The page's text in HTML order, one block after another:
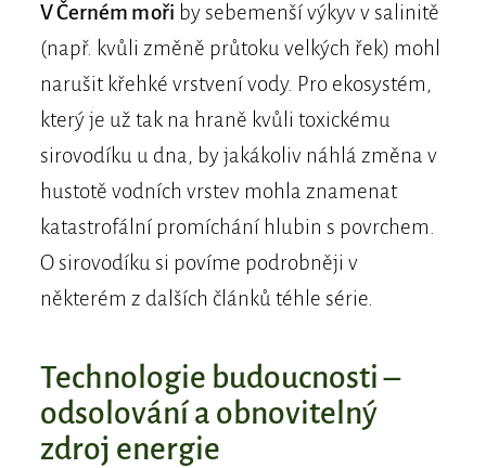
V Černém moři by sebemenší výkyv v salinitě
(např. kvůli změně průtoku velkých řek) mohl
narušit křehké vrstvení vody. Pro ekosystém,
který je už tak na hraně kvůli toxickému
sirovodíku u dna, by jakákoliv náhlá změna v
hustotě vodních vrstev mohla znamenat
katastrofální promíchání hlubin s povrchem.
O sirovodíku si povíme podrobněji v
některém z dalších článků téhle série.
Technologie budoucnosti –
odsolování a obnovitelný
zdroj energie